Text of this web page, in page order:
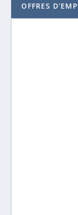
OFFRES